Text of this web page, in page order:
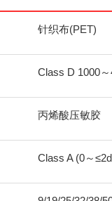
针织布(PET)
Class D 1000
丙烯酸压敏胶
Class A (0～